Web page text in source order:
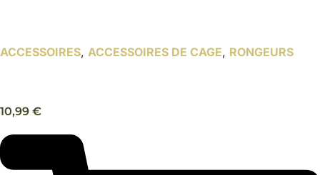
ACCESSOIRES, ACCESSOIRES DE CAGE, RONGEURS
10,99 €